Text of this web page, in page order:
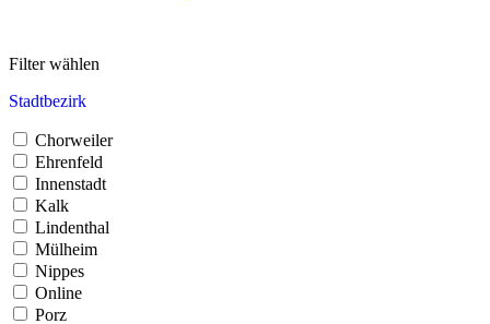
Filter wählen
Stadtbezirk
Chorweiler
Ehrenfeld
Innenstadt
Kalk
Lindenthal
Mülheim
Nippes
Online
Porz